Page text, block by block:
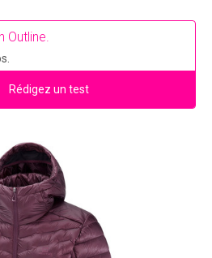
Outline.
Rédigez un test